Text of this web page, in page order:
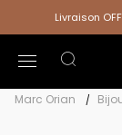
Livraison
Marc Orian